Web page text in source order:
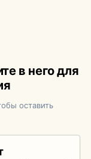
в него для
оставить